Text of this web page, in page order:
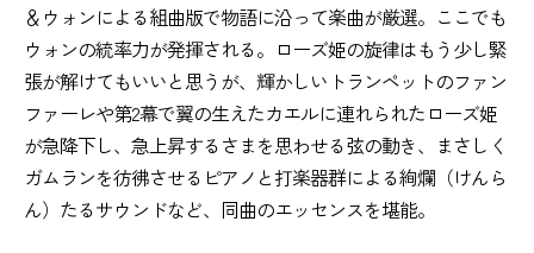
＆ウォンによる組曲版で物語に沿って楽曲が厳選。ここでも
ウォンの統率力が発揮される。ローズ姫の旋律はもう少し緊
張が解けてもいいと思うが、輝かしいトランペットのファン
ファーレや第2幕で翼の生えたカエルに連れられたローズ姫
が急降下し、急上昇するさまを思わせる弦の動き、まさしく
ガムランを彷彿させるピアノと打楽器群による絢爛（けんら
ん）たるサウンドなど、同曲のエッセンスを堪能。